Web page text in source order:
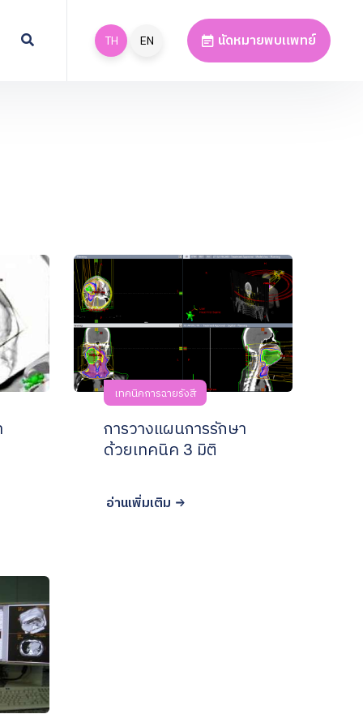
TH EN นัดหมายพบแพทย์
เทคนิคการฉายรังสี
การวางแผนการรักษา
ด้วยเทคนิค 3 มิติ
อ่านเพิ่มเติม